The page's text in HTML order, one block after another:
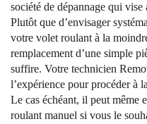
société de dépannage qui
Plutôt que d’envisager
votre volet roulant à la
remplacement d’une simple
suffire. Votre technicien
l’expérience pour procéder à
Le cas échéant, il peut même
roulant manuel si vous le